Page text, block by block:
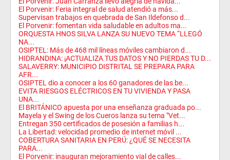
El Porvenir: Feria integral de salud atendió a más...
Supervisan trabajos en quebrada de San Ildefonso d...
El Porvenir: fomentan vida saludable en adultos ma...
ORQUESTA HNOS SILVA LANZA SU NUEVO TEMA “LLEGÓ
NA...
OSIPTEL: Más de 468 mil líneas móviles cambiaron d...
HIDRANDINA: ¡ACTUALIZA TUS DATOS Y NO PIERDAS TU D...
SALAVERRY: MUNICIPIO DISTRITAL SE PREPARA PARA
AFR...
OSIPTEL dio a conocer a los 60 ganadores de las be...
EVITA RIESGOS ELÉCTRICOS EN TU VIVIENDA Y PASA
UNA...
El BRITÁNICO apuesta por una enseñanza graduada po...
Mayela y el Swing de los Cueros lanza su tema "Vet...
Entregan 350 certificados de posesión a familias h...
La Libertad: velocidad promedio de internet móvil ...
COBERTURA SANITARIA EN PERÚ: ¿QUÉ SE NECESITA
PARA...
El Porvenir: inauguran mejoramiento vial de calles...